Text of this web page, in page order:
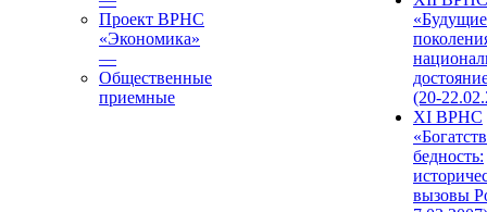
Проект ВРНС
«Экономика»
—
Общественные
приемные
«Будущие
(20-
XI ВРНС
бедность:
вызовы